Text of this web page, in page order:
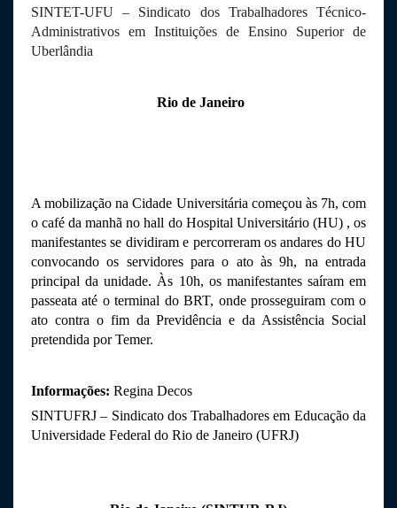
SINTET-UFU – Sindicato dos Trabalhadores Técnico-
Administrativos em Instituições de Ensino Superior de
Uberlândia
Rio de Janeiro
A mobilização na Cidade Universitária começou às 7h, com
o café da manhã no hall do Hospital Universitário (HU) , os
manifestantes se dividiram e percorreram os andares do HU
convocando os servidores para o ato às 9h, na entrada
principal da unidade. Às 10h, os manifestantes saíram em
passeata até o terminal do BRT, onde prosseguiram com o
ato contra o fim da Previdência e da Assistência Social
pretendida por Temer.
Informações: Regina Decos
SINTUFRJ – Sindicato dos Trabalhadores em Educação da
Universidade Federal do Rio de Janeiro (UFRJ)